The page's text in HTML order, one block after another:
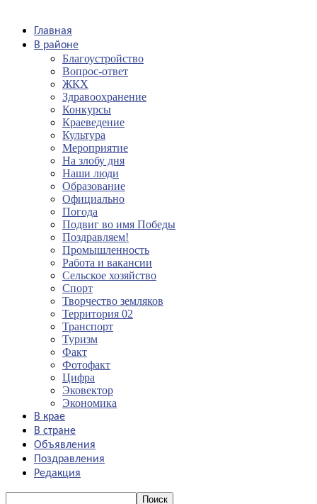
Главная
В районе
Благоустройство
Вопрос-ответ
ЖКХ
Здравоохранение
Конкурсы
Краеведение
Культура
Мероприятие
На злобу дня
Наши люди
Образование
Официально
Погода
Подвиг во имя Победы
Поздравляем!
Промышленность
Работа и вакансии
Сельское хозяйство
Спорт
Творчество земляков
Территория 02
Транспорт
Туризм
Факт
Фотофакт
Цифра
Эковектор
Экономика
В крае
В стране
Объявления
Поздравления
Редакция